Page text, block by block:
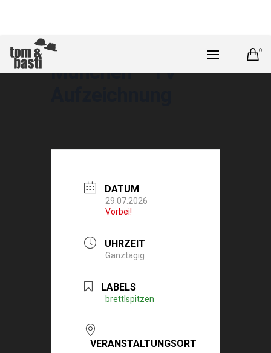
0
München – TV –
DATUM
29.07.2026
Vorbei!
UHRZEIT
Ganztägig
LABELS
brettlspitzen
VERANSTALTUNGSORT